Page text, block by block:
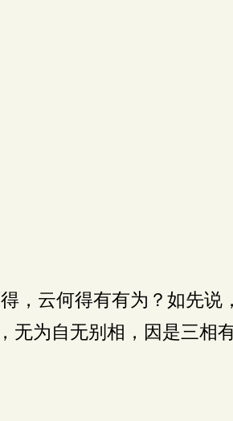
，云何得有有为？如先说
无为自无别相，因是三相